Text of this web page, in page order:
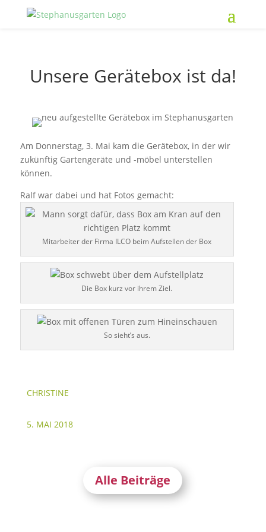
Unsere Gerätebox ist da!
Am Donnerstag, 3. Mai kam die Gerätebox, in der wir
zukünftig Gartengeräte und -möbel unterstellen
können.
Ralf war dabei und hat Fotos gemacht:
Mitarbeiter der Firma ILCO beim Aufstellen der Box
Die Box kurz vor ihrem Ziel.
So sieht’s aus.
CHRISTINE
5. MAI 2018
Alle Beiträge